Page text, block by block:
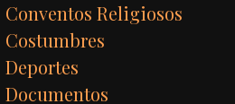
Conventos Religiosos
Costumbres
Deportes
Documentos